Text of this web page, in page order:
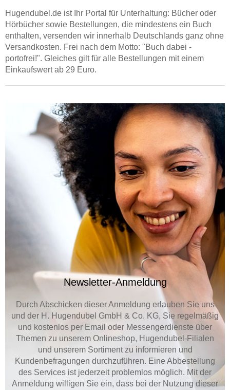
Hugendubel.de ist Ihr Portal für Unterhaltung: Bücher oder
Hörbücher sowie Bestellungen, die mindestens ein Buch
enthalten, versenden wir innerhalb Deutschlands ganz ohne
Versandkosten. Frei nach dem Motto: "Buch dabei -
portofrei!". Gleiches gilt für alle Bestellungen mit einem
Einkaufswert ab 29 Euro.
Newsletter-Anmeldung
Durch Abschicken dieser Anmeldung erlauben Sie uns
und der H. Hugendubel GmbH & Co. KG, Sie regelmäßig
und kostenlos per Email oder Messengerdienste über
Themen zu unserem Onlineshop, Hugendubel-Filialen
und unserem Sortiment zu informieren und
Kundenbefragungen durchzuführen. Eine Abbestellung
des Services ist jederzeit problemlos möglich. Mit der
Anmeldung willigen Sie ein, dass bei der Nutzung dieser